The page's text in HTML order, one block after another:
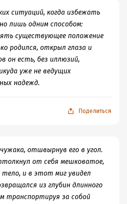
ситуаций, когда избежать
лишь одним способом:
существующее положение
родился, открыл глаза и
он есть, без иллюзий,
уже не ведущих
надежд.
Поделиться
отшвырнув его в угол.
от себя мешковатое,
тело, и в этот миг увидел
из глубин длинного
транспортируя за собой